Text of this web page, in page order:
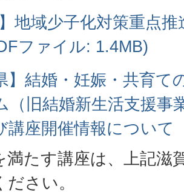
】地域少子化対策重点
ファイル: 1.4MB)
】結婚・妊娠・共育て
（旧結婚新生活支援事
講座開催情報について
満たす講座は、上記滋
さい。